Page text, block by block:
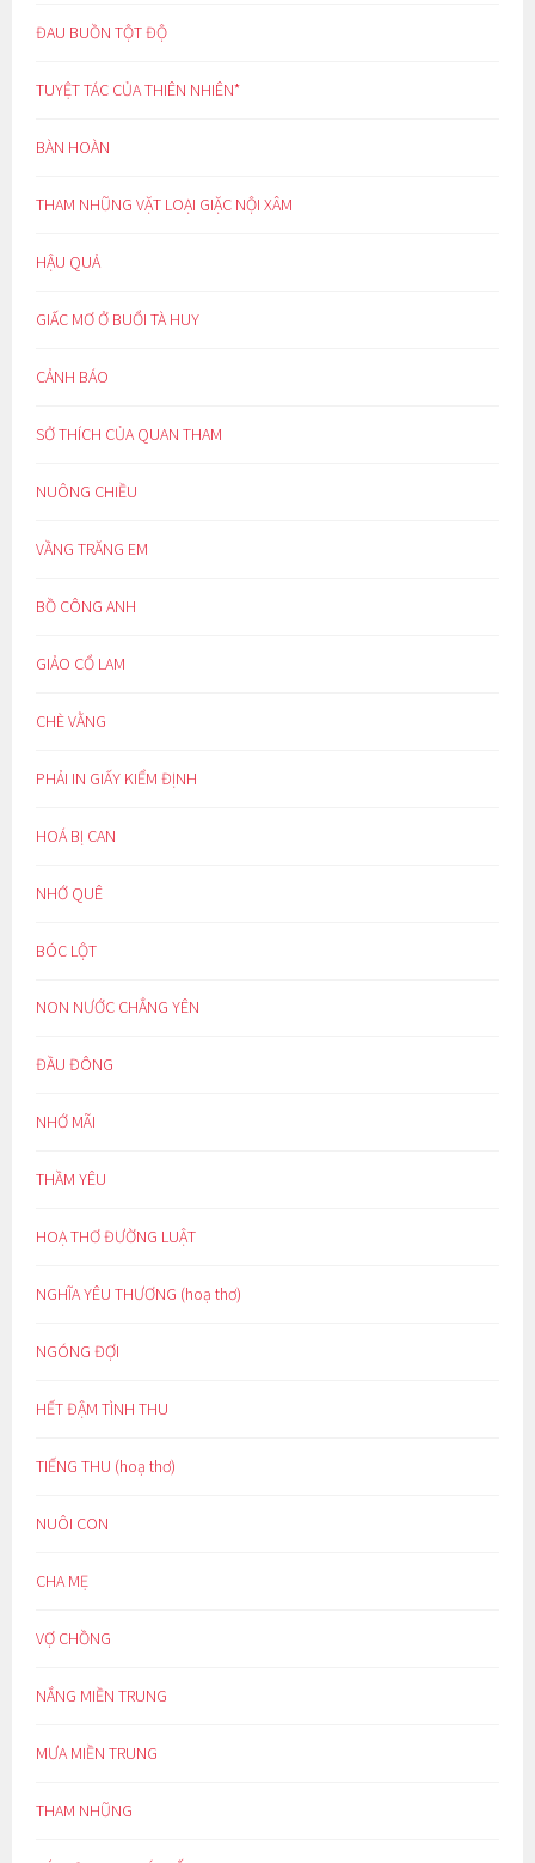
ĐAU BUỒN TỘT ĐỘ
TUYỆT TÁC CỦA THIÊN NHIÊN*
BÀN HOÀN
THAM NHŨNG VẶT LOẠI GIẶC NỘI XÂM
HẬU QUẢ
GIẤC MƠ Ở BUỔI TÀ HUY
CẢNH BÁO
SỞ THÍCH CỦA QUAN THAM
NUÔNG CHIỀU
VẦNG TRĂNG EM
BỒ CÔNG ANH
GIẢO CỔ LAM
CHÈ VẰNG
PHẢI IN GIẤY KIỂM ĐỊNH
HOÁ BỊ CAN
NHỚ QUÊ
BÓC LỘT
NON NƯỚC CHẲNG YÊN
ĐẦU ĐÔNG
NHỚ MÃI
THẦM YÊU
HOẠ THƠ ĐƯỜNG LUẬT
NGHĨA YÊU THƯƠNG (hoạ thơ)
NGÓNG ĐỢI
HẾT ĐẬM TÌNH THU
TIẾNG THU (hoạ thơ)
NUÔI CON
CHA MẸ
VỢ CHỒNG
NẮNG MIỀN TRUNG
MƯA MIỀN TRUNG
THAM NHŨNG